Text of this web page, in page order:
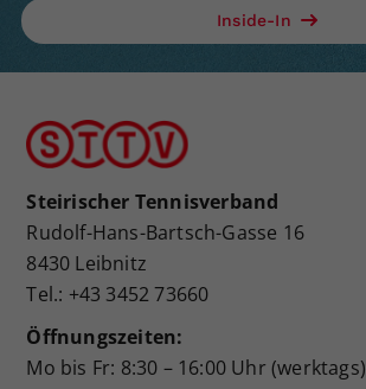
Inside-In
Steirischer Tennisverband
Rudolf-Hans-Bartsch-Gasse 16
8430 Leibnitz
Tel.: +43 3452 73660
Öffnungszeiten:
Mo bis Fr: 8:30 – 16:00 Uhr (werktags)